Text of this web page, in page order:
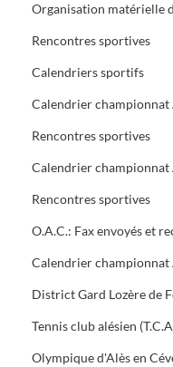
Organisation matérielle
Rencontres sportives
Calendriers sportifs
Calendrier championnat
Rencontres sportives
Calendrier championnat
Rencontres sportives
O.A.C.: Fax envoyés et
Calendrier championnat
Tennis club alésien